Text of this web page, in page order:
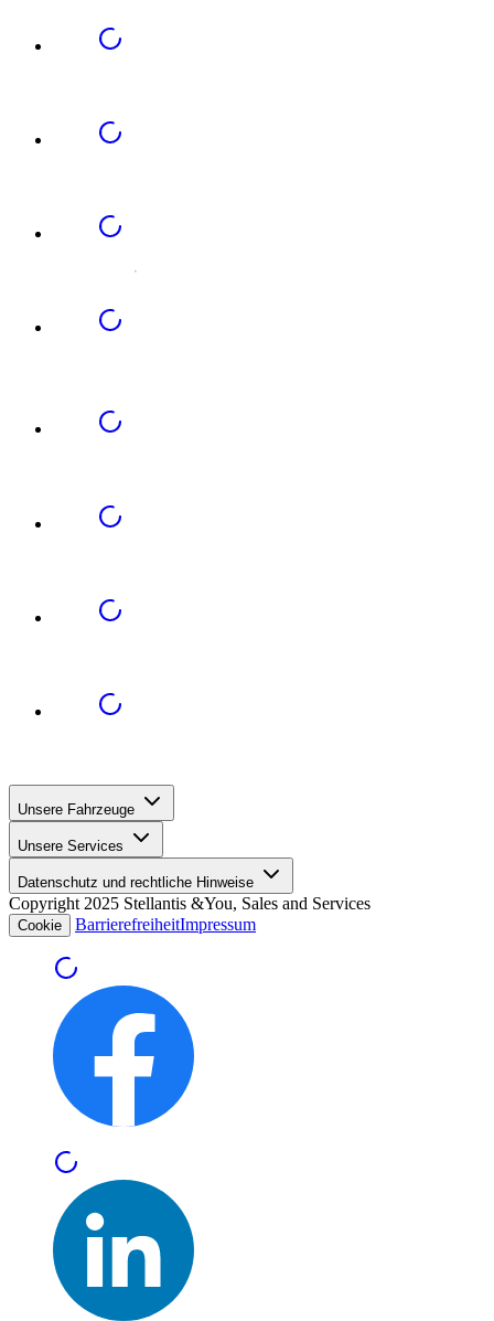
Unsere Fahrzeuge
Unsere Services
Datenschutz und rechtliche Hinweise
Copyright 2025 Stellantis &You, Sales and Services
Cookie BarrierefreiheitImpressum